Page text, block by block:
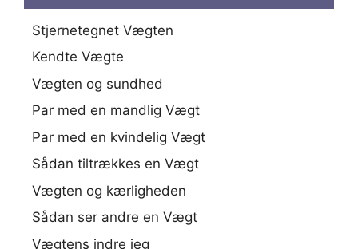
Stjernetegnet Vægten
Kendte Vægte
Vægten og sundhed
Par med en mandlig Vægt
Par med en kvindelig Vægt
Sådan tiltrækkes en Vægt
Vægten og kærligheden
Sådan ser andre en Vægt
Vægtens indre jeg